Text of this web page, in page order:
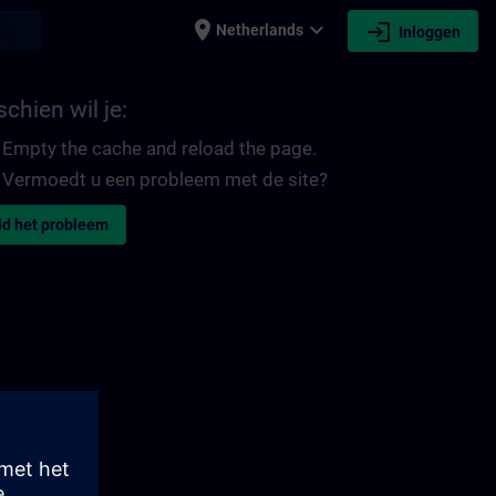
place Netherlands expand_more login Inloggen
wil je:
Empty the cache and reload the page.
Vermoedt u een probleem met de site?
het probleem